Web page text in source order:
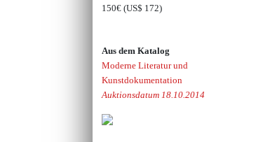
150€(US$ 172)
Aus dem Katalog
Moderne Literatur und
Kunstdokumentation
Auktionsdatum 18.10.2014